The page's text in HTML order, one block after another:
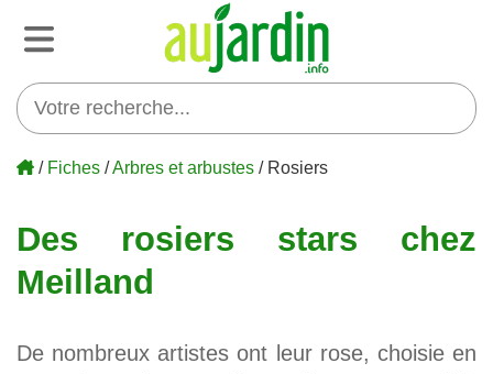
/ Fiches /Arbres et arbustes / Rosiers
Des rosiers stars chez
Meilland
De nombreux artistes ont leur rose, choisie en